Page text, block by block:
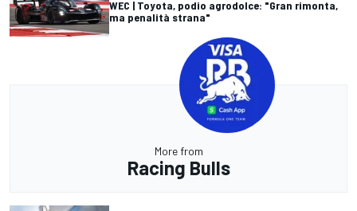
WEC | Toyota, podio agrodolce: "Gran rimonta,
ma penalità strana"
More from
Racing Bulls